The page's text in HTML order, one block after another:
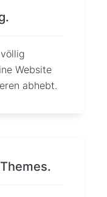
Website
abhebt.